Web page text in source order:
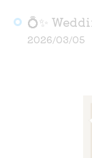
💍✨
2026/03/05